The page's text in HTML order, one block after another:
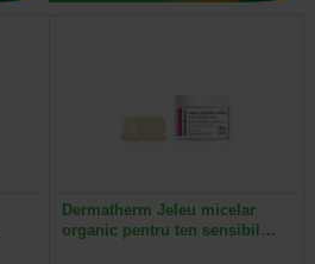
Dermatherm Jeleu micelar
organic pentru ten sensibil…